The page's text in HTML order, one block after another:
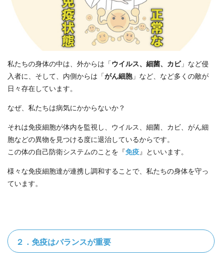
私たちの身体の中は、外からは「ウイルス、細菌、カビ」など侵
入者に、そして、内側からは「がん細胞」など、など多くの敵が
日々存在しています。
なぜ、私たちは病気にかからないか？
それは免疫細胞が体内を監視し、ウイルス、細菌、カビ、がん細
胞などの異物を見つける度に退治しているからです。
この体の自己防衛システムのことを『免疫』といいます。
様々な免疫細胞達が連携し調和することで、私たちの身体を守っ
ています。
２．免疫はバランスが重要